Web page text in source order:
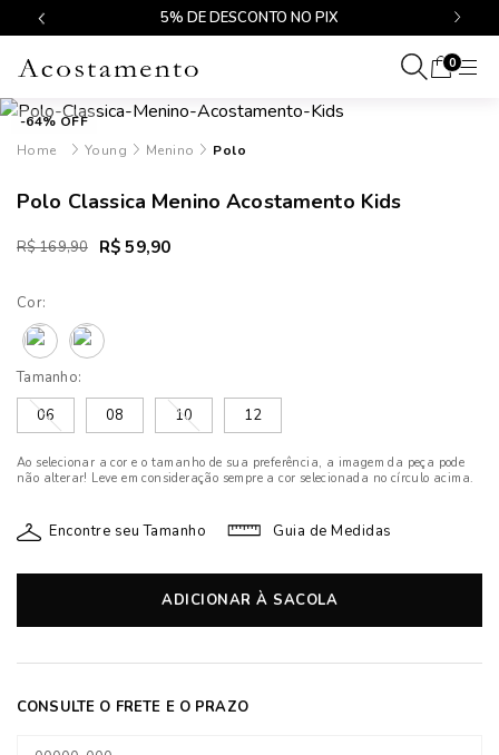
5% DE DESCONTO NO PIX
0
-64% OFF
Young
Menino Polo
Polo Classica Menino Acostamento Kids
R$ 169,90 R$ 59,90
Cor:
Tamanho:
06
08 10 12
Ao selecionar a cor e o tamanho de sua preferência, a imagem da peça pode
não alterar! Leve em consideração sempre a cor selecionada no círculo acima.
Encontre seu Tamanho Guia de Medidas
ADICIONAR À SACOLA